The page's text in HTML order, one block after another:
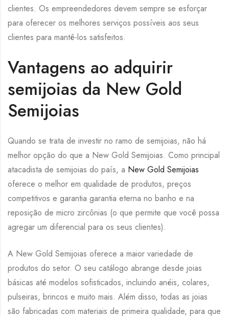
clientes. Os empreendedores devem sempre se esforçar
para oferecer os melhores serviços possíveis aos seus
clientes para mantê-los satisfeitos.
Vantagens ao adquirir
semijoias da New Gold
Semijoias
Quando se trata de investir no ramo de semijoias, não há
melhor opção do que a New Gold Semijoias. Como principal
atacadista de semijoias do país, a New Gold Semijoias
oferece o melhor em qualidade de produtos, preços
competitivos e garantia garantia eterna no banho e na
reposição de micro zircônias (o que permite que você possa
agregar um diferencial para os seus clientes).
A New Gold Semijoias oferece a maior variedade de
produtos do setor. O seu catálogo abrange desde joias
básicas até modelos sofisticados, incluindo anéis, colares,
pulseiras, brincos e muito mais. Além disso, todas as joias
são fabricadas com materiais de primeira qualidade, para que